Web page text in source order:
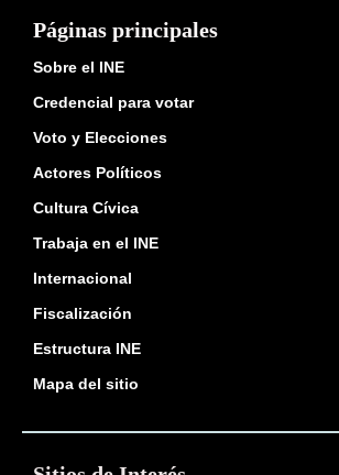
Páginas principales
Sobre el INE
Credencial para votar
Voto y Elecciones
Actores Políticos
Cultura Cívica
Trabaja en el INE
Internacional
Fiscalización
Estructura INE
Mapa del sitio